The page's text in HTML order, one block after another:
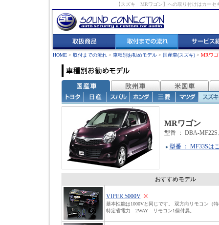
【スズキ MRワゴン】への取り付けはカー
HOME > 取付までの流れ > 車種別お勧めモデル > 国産車(スズキ) > MRワ
MRワゴン
型番 ： DBA-MF22S
型番 ： MF33Sは
おすすめモデル
VIPER 5000V ※
基本性能は1000Vと同じです。 双方向リモコン（
特定省電力 2WAY リモコン1個付属。